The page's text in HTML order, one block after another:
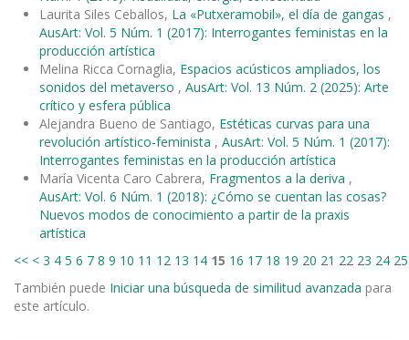
Laurita Siles Ceballos, La «Putxeramobil», el día de gangas ,
AusArt: Vol. 5 Núm. 1 (2017): Interrogantes feministas en la
producción artística
Melina Ricca Cornaglia, Espacios acústicos ampliados, los
sonidos del metaverso , AusArt: Vol. 13 Núm. 2 (2025): Arte
crítico y esfera pública
Alejandra Bueno de Santiago, Estéticas curvas para una
revolución artístico-feminista , AusArt: Vol. 5 Núm. 1 (2017):
Interrogantes feministas en la producción artística
María Vicenta Caro Cabrera, Fragmentos a la deriva ,
AusArt: Vol. 6 Núm. 1 (2018): ¿Cómo se cuentan las cosas?
Nuevos modos de conocimiento a partir de la praxis
artística
<< < 3 4 5 6 7 8 9 10 11 12 13 14 15 16 17 18 19 20 21 22 23 24 25
También puede Iniciar una búsqueda de similitud avanzada para
este artículo.